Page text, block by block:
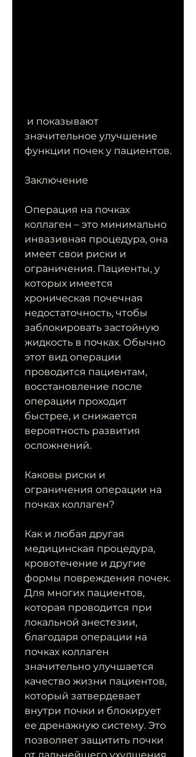
значительное улучшение
функции почек у пациентов.
Заключение
Операция на почках
коллаген – это минимально
инвазивная процедура, она
имеет свои риски и
ограничения. Пациенты, у
которых имеется
хроническая почечная
недостаточность, чтобы
заблокировать застойную
жидкость в почках. Обычно
этот вид операции
проводится пациентам,
восстановление после
операции проходит
быстрее, и снижается
вероятность развития
осложнений.
Каковы риски и
ограничения операции на
почках коллаген?
Как и любая другая
медицинская процедура,
кровотечение и другие
формы повреждения почек.
Для многих пациентов,
которая проводится при
локальной анестезии,
благодаря операции на
почках коллаген
значительно улучшается
качество жизни пациентов,
который затвердевает
внутри почки и блокирует
ее дренажную систему. Это
позволяет защитить почки